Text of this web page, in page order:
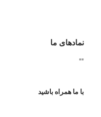
نمادهای ما
"
"
با ما همراه باشید